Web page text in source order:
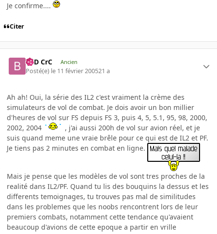
Je confirme....
Citer
BaD CrC Ancien
Posté(e) le 11 février 200521 a
Ah ah! Oui, la série des IL2 c'est vraiment la crème des
simulateurs de vol de combat. Je dois avoir un bon millier
d'heures de vol sur FS depuis FS 3, puis 4, 5, 5.1, 95, 98, 2000,
2002, 2004
, j'ai aussi 200h de vol sur avion réel, et je
suis quand meme une vraie brêle pour ce qui est de IL2 et PF.
Je tiens pas 2 minutes en combat en ligne.
Mais je pense que les modèles de vol sont tres proches de la
realité dans IL2/PF. Quand tu lis des bouquins la dessus et les
differents temoignages, tu trouves pas mal de similitudes
dans les problemes que les noobs rencontrent lors de leur
premiers combats, notamment cette tendance qu'avaient
beaucoup d'avions de cette epoque a partir en vrille